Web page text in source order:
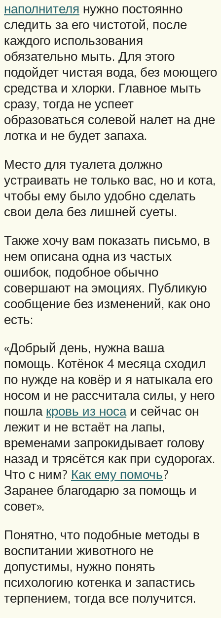
наполнителя нужно постоянно
следить за его чистотой, после
каждого использования
обязательно мыть. Для этого
подойдет чистая вода, без моющего
средства и хлорки. Главное мыть
сразу, тогда не успеет
образоваться солевой налет на дне
лотка и не будет запаха.
Место для туалета должно
устраивать не только вас, но и кота,
чтобы ему было удобно сделать
свои дела без лишней суеты.
Также хочу вам показать письмо, в
нем описана одна из частых
ошибок, подобное обычно
совершают на эмоциях. Публикую
сообщение без изменений, как оно
есть:
«Добрый день, нужна ваша
помощь. Котёнок 4 месяца сходил
по нужде на ковёр и я натыкала его
носом и не рассчитала силы, у него
пошла кровь из носаи сейчас он
лежит и не встаёт на лапы,
временами запрокидывает голову
назад и трясётся как при судорогах.
Что с ним? Как ему помочь?
Заранее благодарю за помощь и
совет».
Понятно, что подобные методы в
воспитании животного не
допустимы, нужно понять
психологию котенка и запастись
терпением, тогда все получится.